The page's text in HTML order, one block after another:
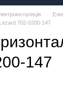
702-0200-147
147